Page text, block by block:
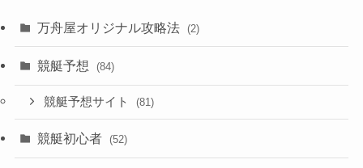
万舟屋オリジナル攻略法 (2)
競艇予想 (84)
競艇予想サイト (81)
競艇初心者 (52)